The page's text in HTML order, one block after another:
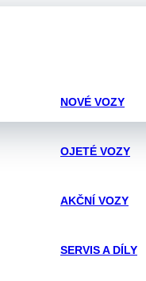
NOVÉ VOZY
OJETÉ VOZY
AKČNÍ VOZY
SERVIS A DÍLY